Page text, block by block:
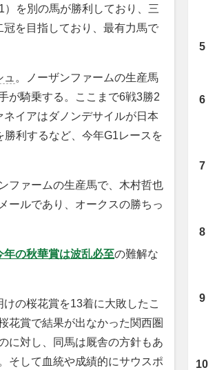
を別の馬が勝利しており、三
を目指しており、最有力馬で
。ノーザンファームの生産馬
が騎乗する。ここまで6戦3勝2
イアはダノンデサイルが日本
利するなど、今年G1レースを
ファームの生産馬で、木村哲也
ールであり、オークスの勝ちっ
年の秋華賞は波乱必至の難解な
の桜花賞を13着に大敗したこ
花賞で結果が出なかった関西圏
に対し、同馬は厩舎の方針もあ
そして血統や成績的にサウスポ